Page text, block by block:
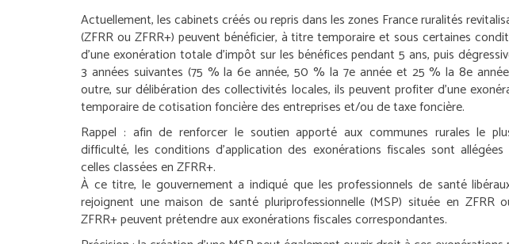
Actuellement, les cabinets créés ou repris dans les zones France ruralités
(ZFRR ou ZFRR+) peuvent bénéficier, à titre temporaire et sous certaines
d’une exonération totale d’impôt sur les bénéfices pendant 5 ans, puis
3 années suivantes (75 % la 6e année, 50 % la 7eannée et 25 % la 8e
outre, sur délibération des collectivités locales, ils peuvent profiter d’une
temporaire de cotisation foncière des entreprises et/ou de taxe foncière.
Rappel : afin de renforcer le soutien apporté aux communes rurales le
difficulté, les conditions d’application des exonérations fiscales sont allégées
celles classées en ZFRR+.
À ce titre, le gouvernement a indiqué que les professionnels de santé
rejoignent une maison de santé pluriprofessionnelle (MSP) située en ZFRR
ZFRR+ peuvent prétendre aux exonérations fiscales correspondantes.